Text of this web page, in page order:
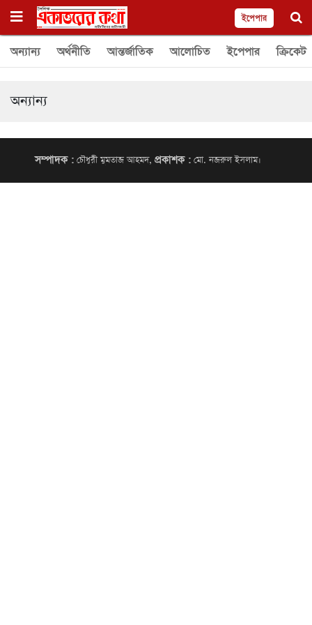
ইপেপার
অন্যান্য অর্থনীতি আন্তর্জাতিক আলোচিত ইপেপার ক্রিকেট
অন্যান্য
সম্পাদক :চৌধুরী মুমতাজ আহমদ, প্রকাশক :মো. নজরুল ইসলাম।